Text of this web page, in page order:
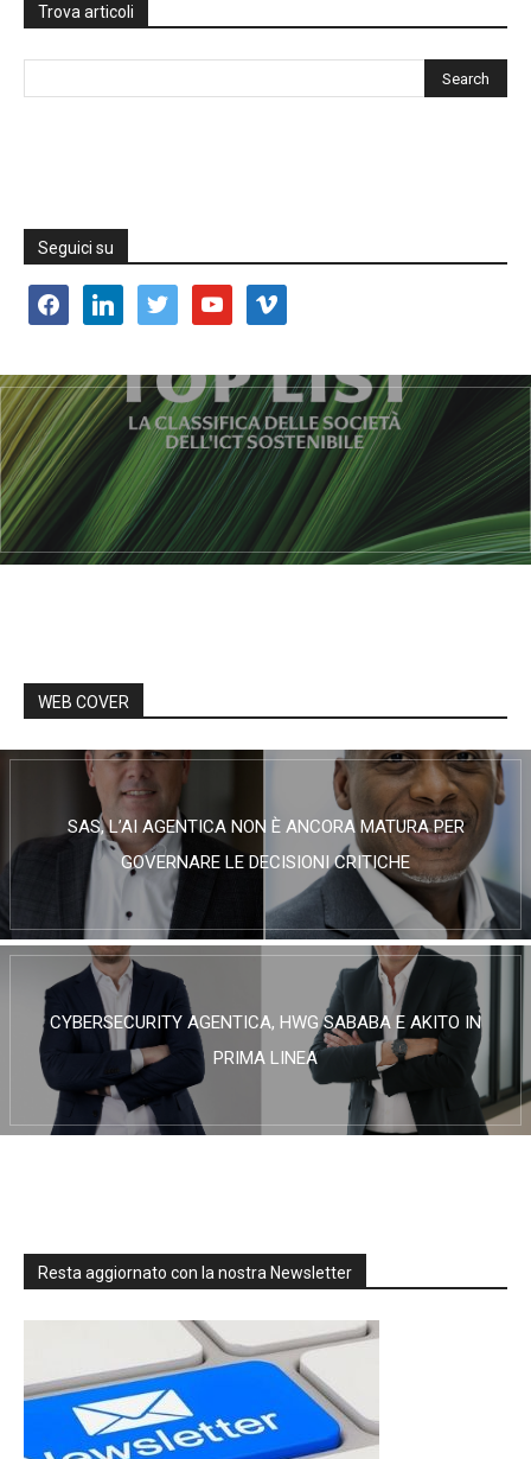
Trova articoli
Seguici su
facebooklinkedin twitter youtube vimeo
WEB COVER
SAS, L’AI AGENTICA NON È ANCORA MATURA PER
GOVERNARE LE DECISIONI CRITICHE
CYBERSECURITY AGENTICA, HWG SABABA E AKITO IN
PRIMA LINEA
Resta aggiornato con la nostra Newsletter